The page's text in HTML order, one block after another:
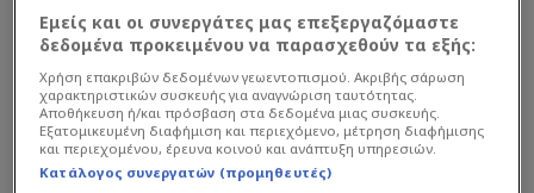
Η διοίκηση της γαλλικής ομάδας έκανε ξεκάθαρο
στην πλευρά του παίκτη πως δεν επιθυμεί να
μπει σε συζητήσεις αποδέσμευσης, αφού τον
θεωρεί αναπόσπαστο μέλος του ρόστερ. Ο Τζέιμς
Εμείς και οι συνεργάτες μας επεξεργαζόμαστε
δεδομένα προκειμένου να παρασχεθούν τα εξής:
Χρήση επακριβών δεδομένων γεωεντοπισμού. Ακριβής σάρωση
χαρακτηριστικών συσκευής για αναγνώριση ταυτότητας.
Αποθήκευση ή/και πρόσβαση στα δεδομένα μιας συσκευής.
Εξατομικευμένη διαφήμιση και περιεχόμενο, μέτρηση διαφήμισης
και περιεχομένου, έρευνα κοινού και ανάπτυξη υπηρεσιών.
Κατάλογος συνεργατών (προμηθευτές)